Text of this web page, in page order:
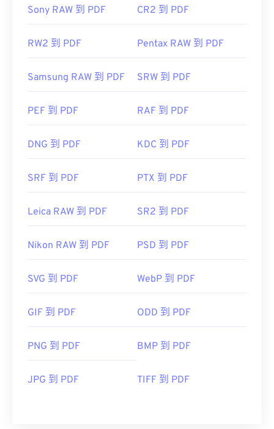
Sony RAW 到 PDF CR2 到 PDF
RW2 到 PDF Pentax RAW 到 PDF
Samsung RAW 到 PDF SRW 到 PDF
PEF 到 PDF RAF 到 PDF
DNG 到 PDF KDC 到 PDF
SRF 到 PDF PTX 到 PDF
Leica RAW 到 PDF SR2 到 PDF
Nikon RAW 到 PDF PSD 到 PDF
SVG 到 PDF WebP 到 PDF
GIF 到 PDF ODD 到 PDF
PNG 到 PDF BMP 到 PDF
JPG 到 PDF TIFF 到 PDF